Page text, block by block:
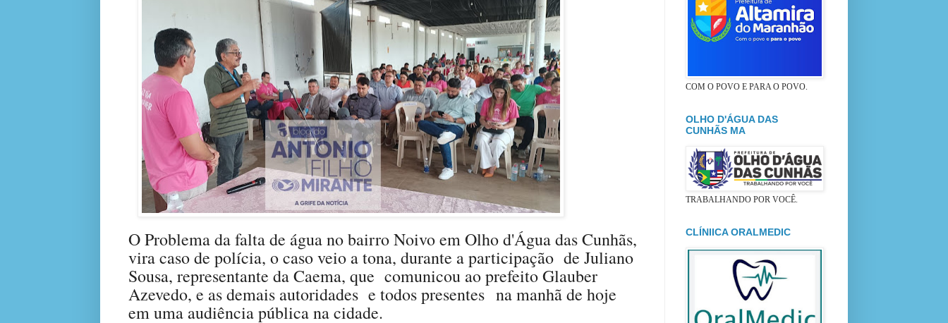
O Problema da falta de água no bairro Noivo em Olho d'Água das Cunhãs,
vira caso de polícia, o caso veio a tona, durante a participação de Juliano
Sousa, representante da Caema, que comunicou ao prefeito Glauber
Azevedo, e as demais autoridades e todos presentes na manhã de hoje
em uma audiência pública na cidade.
COM O POVO E PARA O POVO.
OLHO D'ÁGUA DAS
CUNHÃS MA
TRABALHANDO POR VOCÊ.
CLÍNIICA ORALMEDIC